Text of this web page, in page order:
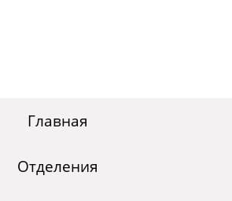
Главная
Отделения